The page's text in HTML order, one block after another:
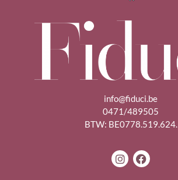
info@fiduci.be
0471/489505
BTW: BE0778.519.624.